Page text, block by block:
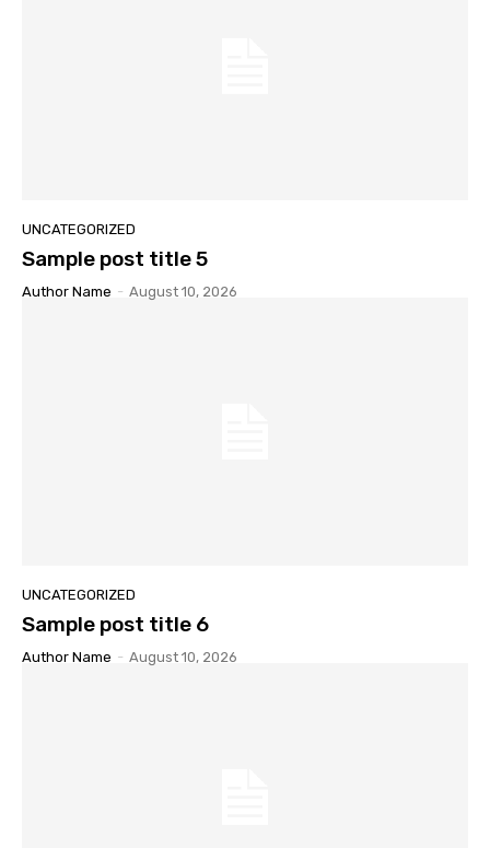
UNCATEGORIZED
Sample post title 5
Author Name - August 10, 2026
UNCATEGORIZED
Sample post title 6
Author Name - August 10, 2026